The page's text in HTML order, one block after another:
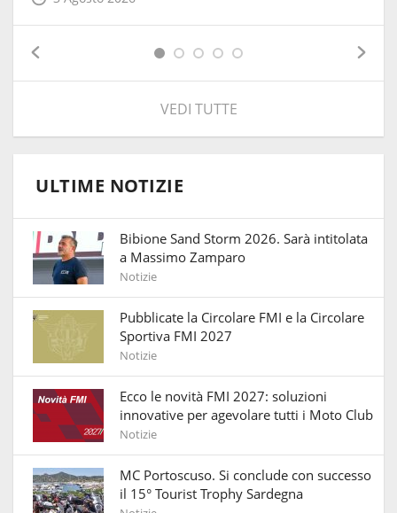
VEDI TUTTE
ULTIME NOTIZIE
Bibione Sand Storm 2026. Sarà intitolata
a Massimo Zamparo
Notizie
Pubblicate la Circolare FMI e la Circolare
Sportiva FMI 2027
Notizie
Ecco le novità FMI 2027: soluzioni
innovative per agevolare tutti i Moto Club
Notizie
MC Portoscuso. Si conclude con successo
il 15° Tourist Trophy Sardegna